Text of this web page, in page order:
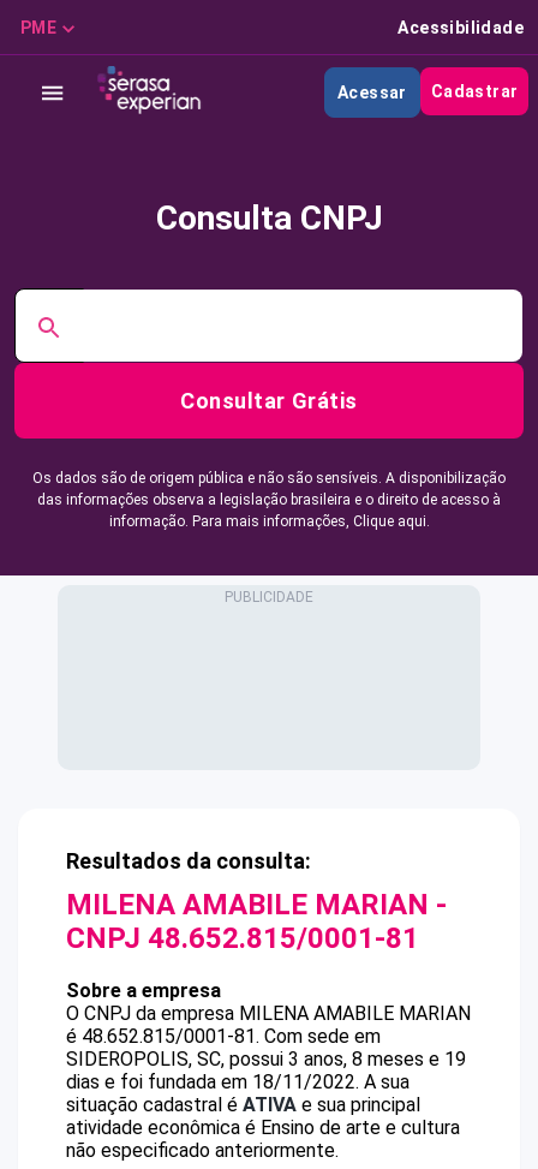
PME Acessibilidade
Acessar Cadastrar
Consulta CNPJ
Consultar Grátis
Os dados são de origem pública e não são sensíveis. A disponibilização
das informações observa a legislação brasileira e o direito de acesso à
informação. Para mais informações, Clique aqui.
Resultados da consulta:
MILENA AMABILE MARIAN -
CNPJ 48.652.815/0001-81
Sobre a empresa
O CNPJ da empresa MILENA AMABILE MARIAN
é 48.652.815/0001-81. Com sede em
SIDEROPOLIS, SC, possui 3 anos, 8 meses e 19
dias e foi fundada em 18/11/2022. A sua
situação cadastral é ATIVA e sua principal
atividade econômica é Ensino de arte e cultura
não especificado anteriormente.